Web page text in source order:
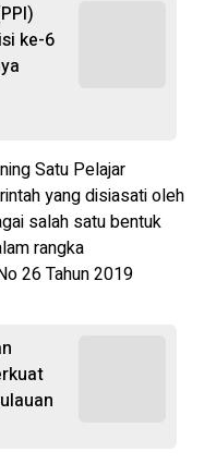
ke-6
Satu Pelajar
yang disiasati oleh
salah satu bentuk
rangka
26 Tahun 2019